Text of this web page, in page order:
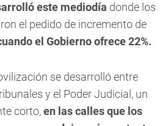
este mediodía donde los
el pedido de incremento de
el Gobierno ofrece 22%.
se desarrolló entre
y el Poder Judicial, un
corto,en las calles que los